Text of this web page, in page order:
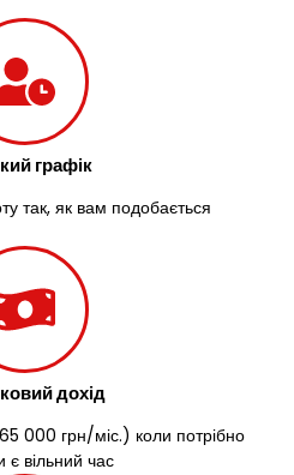
графік
так, як вам подобається
дохід
000 грн/міс.) коли потрібно
є вільний час